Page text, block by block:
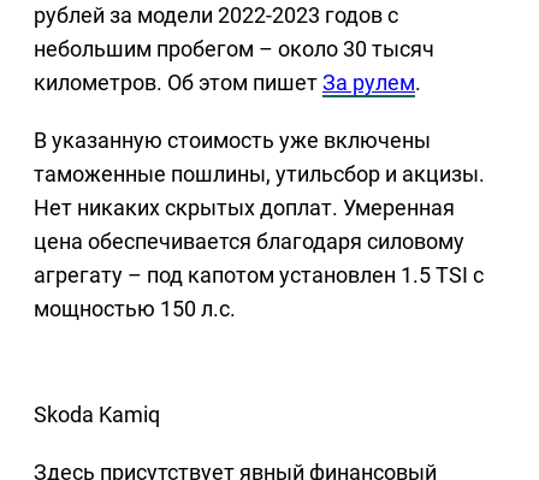
рублей за модели 2022-2023 годов с
небольшим пробегом – около 30 тысяч
километров. Об этом пишетЗа рулем.
В указанную стоимость уже включены
таможенные пошлины, утильсбор и акцизы.
Нет никаких скрытых доплат. Умеренная
цена обеспечивается благодаря силовому
агрегату – под капотом установлен 1.5 TSI с
мощностью 150 л.с.
Skoda Kamiq
Здесь присутствует явный финансовый